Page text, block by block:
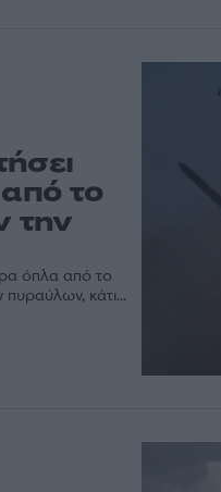
το
την
όπλα από το
κάτι...